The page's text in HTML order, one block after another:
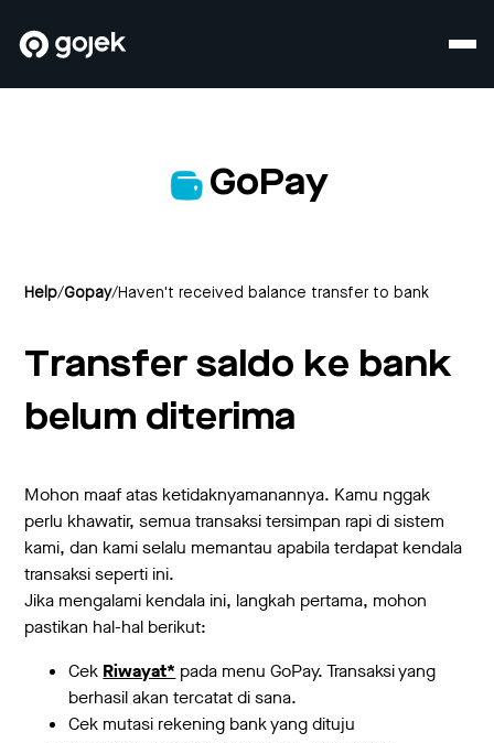
GoPay
Help/Gopay/Haven't received balance transfer to bank
Transfer saldo ke bank
belum diterima
Mohon maaf atas ketidaknyamanannya. Kamu nggak
perlu khawatir, semua transaksi tersimpan rapi di sistem
kami, dan kami selalu memantau apabila terdapat kendala
transaksi seperti ini.
Jika mengalami kendala ini, langkah pertama, mohon
pastikan hal-hal berikut:
Cek Riwayat* pada menu GoPay. Transaksi yang
berhasil akan tercatat di sana.
Cek mutasi rekening bank yang dituju